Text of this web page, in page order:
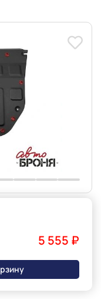
5 555 ₽